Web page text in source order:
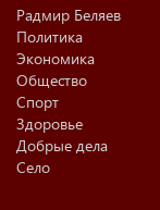
Радмир Беляев
Политика
Экономика
Общество
Спорт
Здоровье
Добрые дела
Село